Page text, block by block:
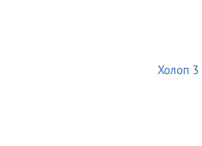
Холоп 3